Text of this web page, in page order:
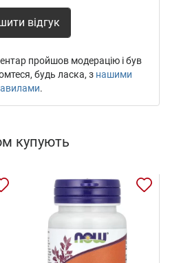
відгук
пройшов модерацію і був
будь ласка, з нашими
.
купують